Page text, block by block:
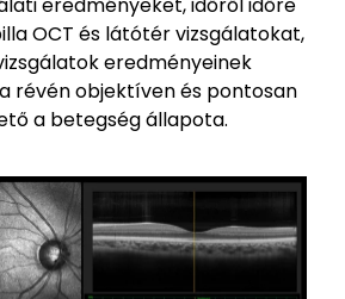
eredményeket, időről időre
OCT és látótér vizsgálatokat,
eredményeinek
révén objektíven és pontosan
a betegség állapota.